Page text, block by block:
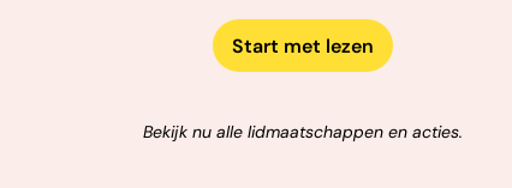
Start met lezen
Bekijk nu alle lidmaatschappen en acties.